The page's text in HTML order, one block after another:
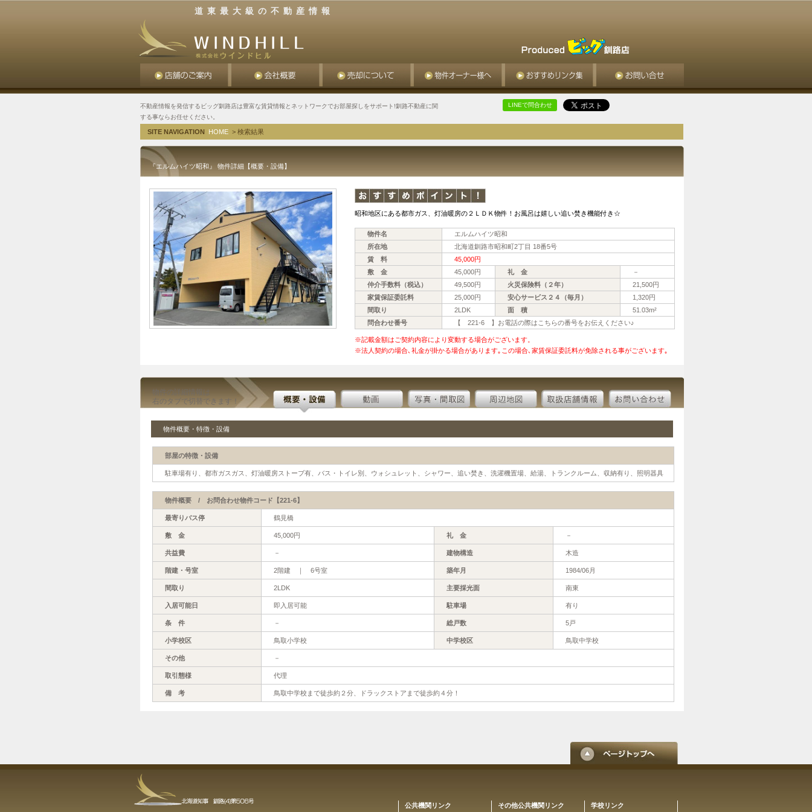
道東最大級の不動産情報
不動産情報を発信するビッグ釧路店は豊富な賃貸情報とネットワークでお部屋探しをサポート!釧路不動産に関
する事ならお任せください。
LINEで問合わせ
SITE NAVIGATION HOME > 検索結果
『エルムハイツ昭和』 物件詳細【概要・設備】
昭和地区にある都市ガス、灯油暖房の２ＬＤＫ物件！お風呂は嬉しい追い焚き機能付き☆
物件名
エルムハイツ昭和
所在地
北海道釧路市昭和町2丁目 18番5号
賃 料
45,000円
敷 金
45,000円 礼 金
－
仲介手数料（税込）
49,500円 火災保険料（２年）
21,500円
家賃保証委託料
25,000円 安心サービス２４（毎月）
1,320円
間取り
2LDK 面 積
51.03m²
問合わせ番号
【 221-6 】お電話の際はこちらの番号をお伝えください♪
※記載金額はご契約内容により変動する場合がございます。
※法人契約の場合､礼金が掛かる場合があります｡この場合､家賃保証委託料が免除される事がございます｡
物件の詳細情報は
右のタブで切替できます！
物件概要・特徴・設備
部屋の特徴・設備
駐車場有り、都市ガスガス、灯油暖房ストーブ有、バス・トイレ別、ウォシュレット、シャワー、追い焚き、洗濯機置場、給湯、トランクルーム、収納有り、照明器具
物件概要 / お問合わせ物件コード【221-6】
最寄りバス停 鶴見橋
敷 金 45,000円 礼 金 －
共益費 － 建物構造 木造
階建・号室 2階建 ｜ 6号室 築年月 1984/06月
間取り 2LDK 主要採光面 南東
入居可能日 即入居可能 駐車場 有り
条 件 － 総戸数 5戸
小学校区 鳥取小学校 中学校区 鳥取中学校
その他 －
取引態様 代理
備 考 鳥取中学校まで徒歩約２分、ドラックストアまで徒歩約４分！
学校リンク
その他公共機関リンク
公共機関リンク